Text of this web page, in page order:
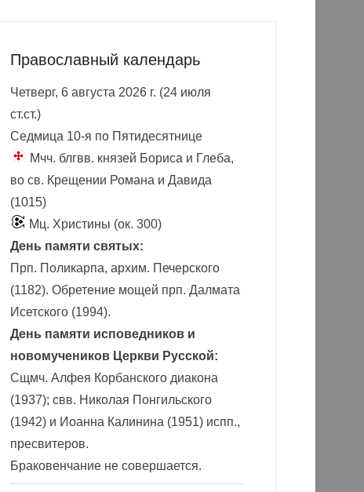
Православный календарь
Четверг, 6 августа 2026 г. (24 июля
ст.ст.)
Седмица 10-я по Пятидесятнице
Мчч. блгвв. князей Бориса и Глеба,
во св. Крещении Романа и Давида
(1015)
Мц. Христины (ок. 300)
День памяти святых:
Прп. Поликарпа, архим. Печерского
(1182). Обретение мощей прп. Далмата
Исетского (1994).
День памяти исповедников и
новомучеников Церкви Русской:
Сщмч. Алфея Корбанского диакона
(1937); свв. Николая Понгильского
(1942) и Иоанна Калинина (1951) испп.,
пресвитеров.
Браковенчание не совершается.